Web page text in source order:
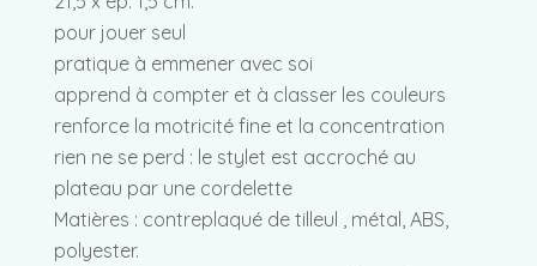
pour jouer seul
pratique à emmener avec soi
apprend à compter et à classer les couleurs
renforce la motricité fine et la concentration
rien ne se perd : le stylet est accroché au
plateau par une cordelette
Matières : contreplaqué de tilleul , métal, ABS,
polyester.